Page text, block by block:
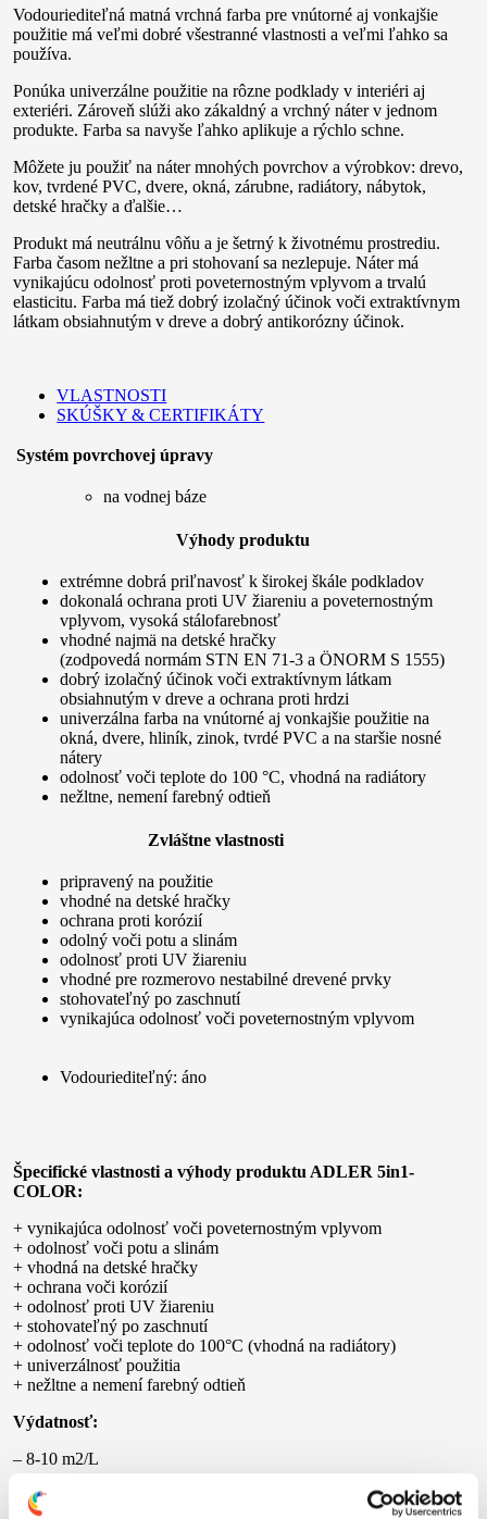
Vodouriediteľná matná vrchná farba pre vnútorné aj vonkajšie
použitie má veľmi dobré všestranné vlastnosti a veľmi ľahko sa
používa.
Ponúka univerzálne použitie na rôzne podklady v interiéri aj
exteriéri. Zároveň slúži ako zákaldný a vrchný náter v jednom
produkte. Farba sa navyše ľahko aplikuje a rýchlo schne.
Môžete ju použiť na náter mnohých povrchov a výrobkov: drevo,
kov, tvrdené PVC, dvere, okná, zárubne, radiátory, nábytok,
detské hračky a ďalšie…
Produkt má neutrálnu vôňu a je šetrný k životnému prostrediu.
Farba časom nežltne a pri stohovaní sa nezlepuje. Náter má
vynikajúcu odolnosť proti poveternostným vplyvom a trvalú
elasticitu. Farba má tiež dobrý izolačný účinok voči extraktívnym
látkam obsiahnutým v dreve a dobrý antikorózny účinok.
VLASTNOSTI
SKÚŠKY & CERTIFIKÁTY
Systém povrchovej úpravy
na vodnej báze
Výhody produktu
extrémne dobrá priľnavosť k širokej škále podkladov
dokonalá ochrana proti UV žiareniu a poveternostným
vplyvom, vysoká stálofarebnosť
vhodné najmä na detské hračky
(zodpovedá normám STN EN 71-3 a ÖNORM S 1555)
dobrý izolačný účinok voči extraktívnym látkam
obsiahnutým v dreve a ochrana proti hrdzi
univerzálna farba na vnútorné aj vonkajšie použitie na
okná, dvere, hliník, zinok, tvrdé PVC a na staršie nosné
nátery
odolnosť voči teplote do 100 °C, vhodná na radiátory
nežltne, nemení farebný odtieň
Zvláštne vlastnosti
pripravený na použitie
vhodné na detské hračky
ochrana proti korózií
odolný voči potu a slinám
odolnosť proti UV žiareniu
vhodné pre rozmerovo nestabilné drevené prvky
stohovateľný po zaschnutí
vynikajúca odolnosť voči poveternostným vplyvom
Vodouriediteľný: áno
Špecifické vlastnosti a výhody produktu ADLER 5in1-
COLOR:
+ vynikajúca odolnosť voči poveternostným vplyvom
+ odolnosť voči potu a slinám
+ vhodná na detské hračky
+ ochrana voči korózií
+ odolnosť proti UV žiareniu
+ stohovateľný po zaschnutí
+ odolnosť voči teplote do 100°C (vhodná na radiátory)
+ univerzálnosť použitia
+ nežltne a nemení farebný odtieň
Výdatnosť:
– 8-10 m2/L
Riedenie: